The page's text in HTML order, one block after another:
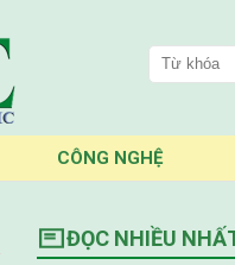
CÔNG NGHỆ
ĐỌC NHIỀU